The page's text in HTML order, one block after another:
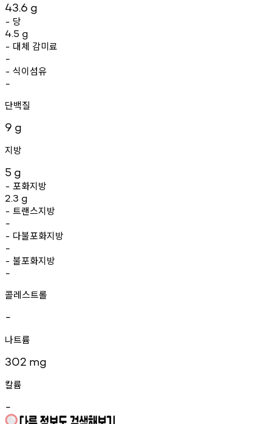
43.6 g
- 당
4.5 g
- 대체 감미료
-
- 식이섬유
-
단백질
9 g
지방
5 g
- 포화지방
2.3 g
- 트랜스지방
-
- 다불포화지방
-
- 불포화지방
-
콜레스트롤
-
나트륨
302 mg
칼륨
-